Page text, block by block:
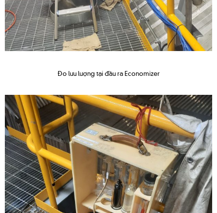
Đo lưu lượng tại đầu ra Economizer